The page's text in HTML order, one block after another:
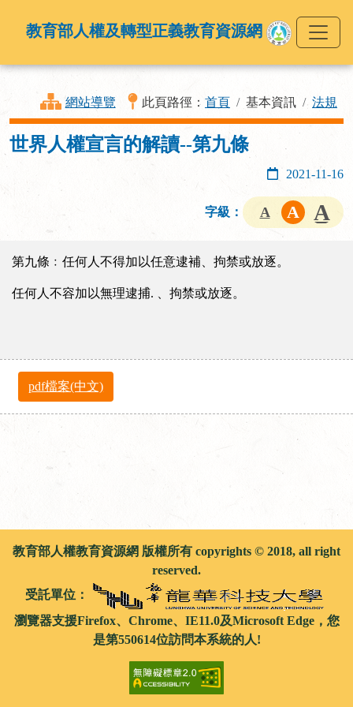
教育部人權及轉型正義教育資源網
網站導覽 此頁路徑： 首頁 基本資訊 法規
世界人權宣言的解讀--第九條
2021-11-16
字級：
第九條﹕任何人不得加以任意逮補、拘禁或放逐。
任何人不容加以無理逮捕. 、拘禁或放逐。
pdf檔案(中文)
教育部人權教育資源網 版權所有 copyrights © 2018, all right
reserved.
受託單位：
瀏覽器支援Firefox、Chrome、IE11.0及Microsoft Edge，您
是第550614位訪問本系統的人!